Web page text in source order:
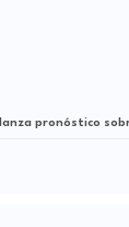
pronóstico